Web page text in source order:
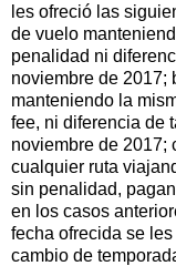
les ofreció las
de vuelo
penalidad ni
noviembre de 2017;
manteniendo la
fee, ni diferencia de
noviembre de 2017;
cualquier ruta
sin penalidad,
en los casos
fecha ofrecida se
cambio de